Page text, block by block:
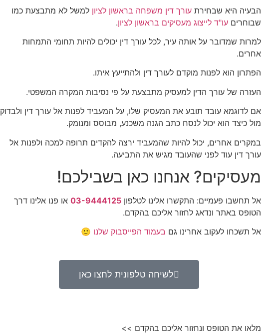
הבעיה היא שבחירת עורך דין משפחה בראשון לציון למשל לא מתבצעת כמו
שבוחרים עו"ד לייצוג מעסיקים בראשון לציון.
למרות שמדובר על אותה עיר, לכל עורך דין יכולים להיות תחומי התמחות
אחרים.
הפתרון הוא לפנות מוקדם לעורך דין ולהתייעץ איתו.
העזרה של עורך הדין למעסיק מתבצעת על פי נסיבות המקרה המשפטי.
אם לדוגמא עובד תובע את המעסיק שלו, על המעביד לפנות אל עורך דין ולבדוק
מול כיצד הוא יכול לנסח כתב הגנה משכנע, מבוסס ומנומק.
במקרים אחרים, יכול להיות שהמעביד ירצה להקדים תרופה למכה ולפנות אל
עורך דין עוד לפני שהעובד מגיש את התביעה.
מעסיקים? אנחנו כאן בשבילכם!
אל תחשבו פעמיים: התקשרו אלינו לטלפון 03-9444125 או פנו אלינו דרך
הטופס באתר ונדאג לחזור אליכם בהקדם.
אל תשכחו לעקוב אחרינו גם בעמוד הפייסבוק שלנו 🙂
לשיחה טלפונית לחצו כאן
מלאו את הטופס ונחזור אליכם בהקדם >>